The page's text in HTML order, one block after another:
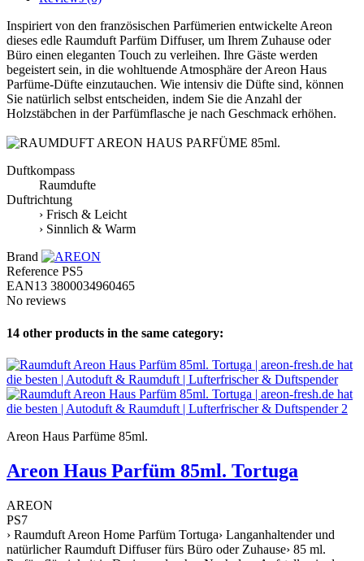
Inspiriert von den französischen Parfümerien entwickelte Areon
dieses edle Raumduft Parfüm Diffuser, um Ihrem Zuhause oder
Büro einen eleganten Touch zu verleihen. Ihre Gäste werden
begeistert sein, in die wohltuende Atmosphäre der Areon Haus
Parfüme-Düfte einzutauchen. Wie intensiv die Düfte sind, können
Sie natürlich selbst entscheiden, indem Sie die Anzahl der
Holzstäbchen in der Parfümflasche je nach Geschmack erhöhen.
Duftkompass
Raumdufte
Duftrichtung
› Frisch & Leicht
› Sinnlich & Warm
Brand
Reference PS5
EAN13 3800034960465
No reviews
14 other products in the same category:
Areon Haus Parfüme 85ml.
Areon Haus Parfüm 85ml. Tortuga
AREON
PS7
› Raumduft Areon Home Parfüm Tortuga› Langanhaltender und
natürlicher Raumduft Diffuser fürs Büro oder Zuhause› 85 ml.